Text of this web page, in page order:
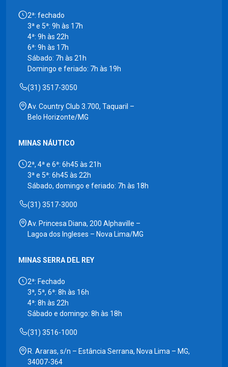
2ª: fechado
3ª e 5ª: 9h às 17h
4ª: 9h às 22h
6ª: 9h às 17h
Sábado: 7h às 21h
Domingo e feriado: 7h às 19h
(31) 3517-3050
Av. Country Club 3.700, Taquaril –
Belo Horizonte/MG
MINAS NÁUTICO
2ª, 4ª e 6ª: 6h45 às 21h
3ª e 5ª: 6h45 às 22h
Sábado, domingo e feriado: 7h às 18h
(31) 3517-3000
Av. Princesa Diana, 200 Alphaville –
Lagoa dos Ingleses – Nova Lima/MG
MINAS SERRA DEL REY
2ª: Fechado
3ª, 5ª, 6ª: 8h às 16h
4ª: 8h às 22h
Sábado e domingo: 8h às 18h
(31) 3516-1000
R. Araras, s/n – Estância Serrana, Nova Lima – MG,
34007-364